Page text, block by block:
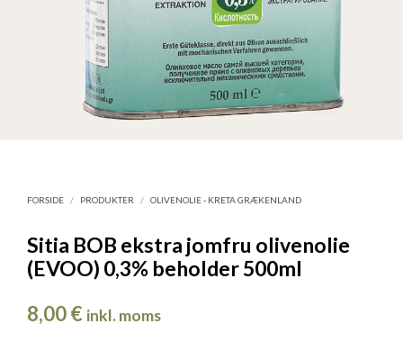
FORSIDE / PRODUKTER / OLIVENOLIE - KRETA GRÆKENLAND
Sitia BOB ekstra jomfru olivenolie
(EVOO) 0,3% beholder 500ml
8,00€ inkl. moms